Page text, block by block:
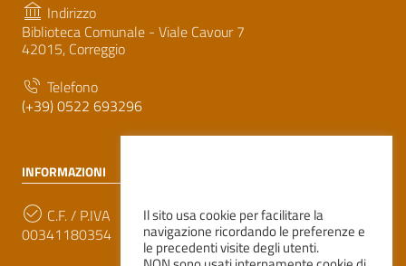
Indirizzo
Biblioteca Comunale - Viale Cavour 7
42015, Correggio
Telefono
(+39) 0522 693296
INFORMAZIONI
C.F. / P.IVA
00341180354
Il sito usa cookie per facilitare la
navigazione ricordando le preferenze e
le precedenti visite degli utenti.